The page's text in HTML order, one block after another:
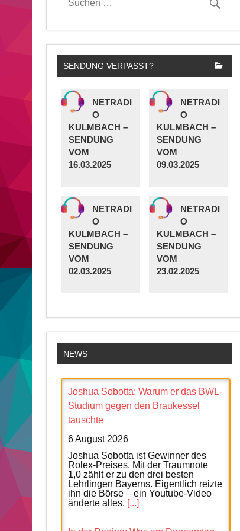
SENDUNG VERPASST?
NETRADI
O
KULMBACH –
SENDUNG
VOM
16.03.2025
NETRADI
O
KULMBACH –
SENDUNG
VOM
09.03.2025
NETRADI
O
KULMBACH –
SENDUNG
VOM
02.03.2025
NETRADI
O
KULMBACH –
SENDUNG
VOM
23.02.2025
NEWS
Joshua Sobotta: Warum er das BWL-
Studium gegen den Braukessel
tauschte
6 August 2026
Joshua Sobotta ist Gewinner des
Rolex-Preises. Mit der Traumnote
1,0 zählt er zu den drei besten
Lehrlingen Bayerns. Eigentlich reizte
ihn die Börse – ein Youtube-Video
änderte alles. [...]